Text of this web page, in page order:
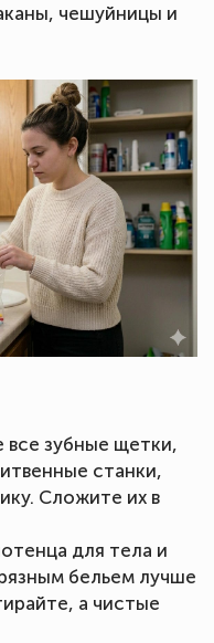
чешуйницы и
все зубные щетки,
станки,
Сложите их в
для тела и
бельем лучше
а чистые